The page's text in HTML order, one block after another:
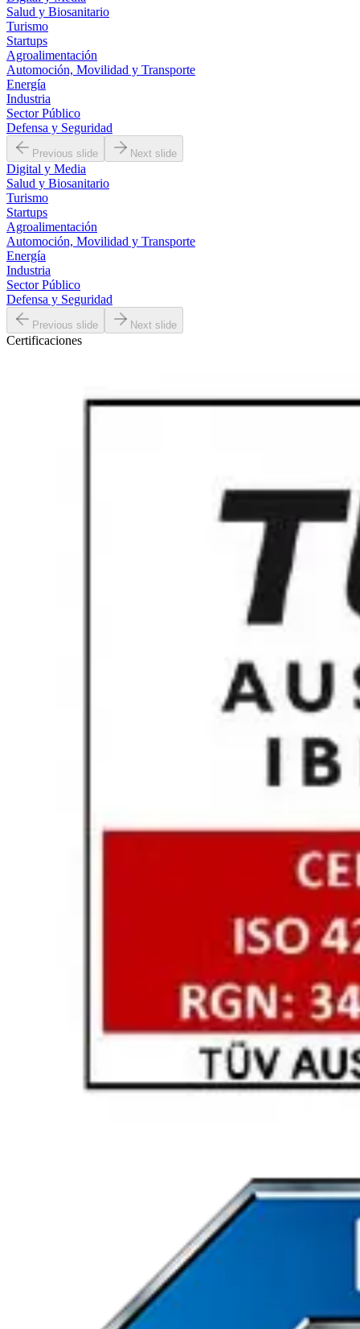
Salud y Biosanitario
Turismo
Startups
Agroalimentación
Automoción, Movilidad y Transporte
Energía
Industria
Sector Público
Defensa y Seguridad
Previous slide Next slide
Digital y Media
Salud y Biosanitario
Turismo
Startups
Agroalimentación
Automoción, Movilidad y Transporte
Energía
Industria
Sector Público
Defensa y Seguridad
Previous slide Next slide
Certificaciones